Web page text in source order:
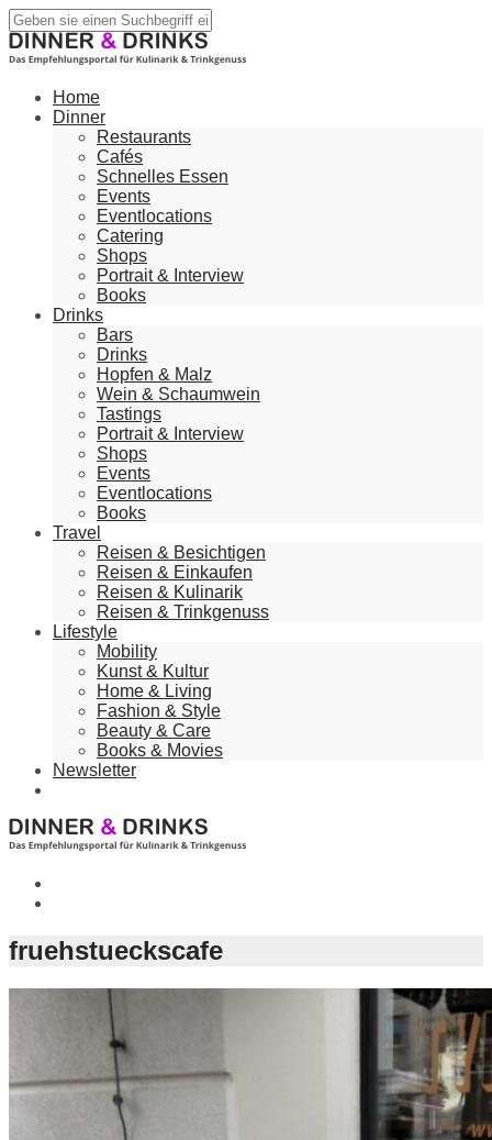
Home
Dinner
Restaurants
Cafés
Schnelles Essen
Events
Eventlocations
Catering
Shops
Portrait & Interview
Books
Drinks
Bars
Drinks
Hopfen & Malz
Wein & Schaumwein
Tastings
Portrait & Interview
Shops
Events
Eventlocations
Books
Travel
Reisen & Besichtigen
Reisen & Einkaufen
Reisen & Kulinarik
Reisen & Trinkgenuss
Lifestyle
Mobility
Kunst & Kultur
Home & Living
Fashion & Style
Beauty & Care
Books & Movies
Newsletter
fruehstueckscafe